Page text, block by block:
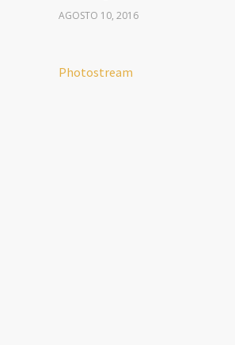
AGOSTO 10, 2016
Photostream